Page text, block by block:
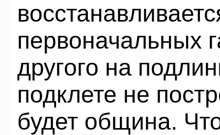
первоначальных
другого на
подклете не
будет община.